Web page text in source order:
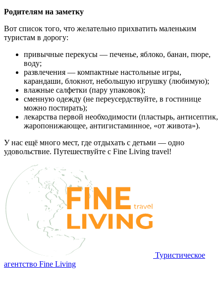
Родителям на заметку
Вот список того, что желательно прихватить маленьким
туристам в дорогу:
привычные перекусы — печенье, яблоко, банан, пюре,
воду;
развлечения — компактные настольные игры,
карандаши, блокнот, небольшую игрушку (любимую);
влажные салфетки (пару упаковок);
сменную одежду (не переусердствуйте, в гостинице
можно постирать);
лекарства первой необходимости (пластырь, антисептик,
жаропонижающее, антигистаминное, «от живота»).
У нас ещё много мест, где отдыхать с детьми — одно
удовольствие. Путешествуйте с Fine Living travel!
Туристическое
агентство Fine Living